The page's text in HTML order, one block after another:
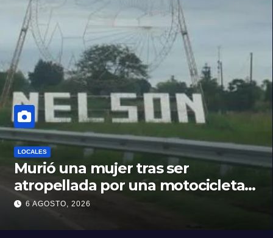
LOCALES
Murió una mujer tras ser
atropellada por una motocicleta
en Nelson
6 AGOSTO, 2026